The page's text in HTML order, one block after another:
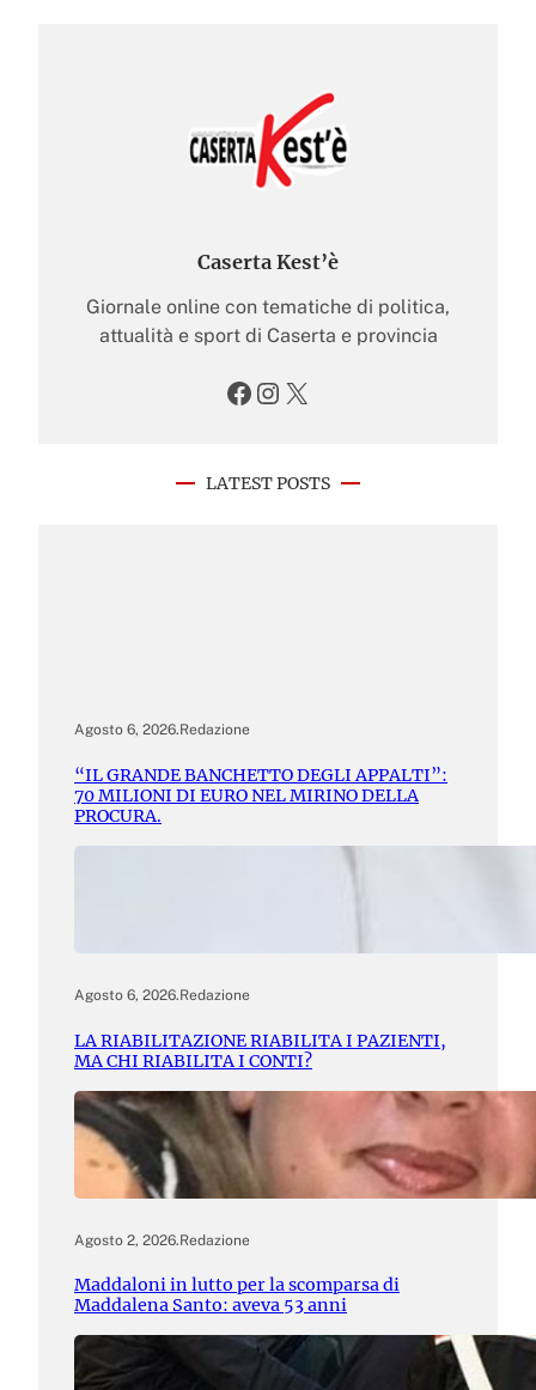
Caserta Kest’è
Giornale online con tematiche di politica,
attualità e sport di Caserta e provincia
Facebook Instagram X
LATEST POSTS
Agosto 6, 2026.Redazione
“IL GRANDE BANCHETTO DEGLI APPALTI”:
70 MILIONI DI EURO NEL MIRINO DELLA
PROCURA.
Agosto 6, 2026.Redazione
LA RIABILITAZIONE RIABILITA I PAZIENTI,
MA CHI RIABILITA I CONTI?
Agosto 2, 2026.Redazione
Maddaloni in lutto per la scomparsa di
Maddalena Santo: aveva 53 anni